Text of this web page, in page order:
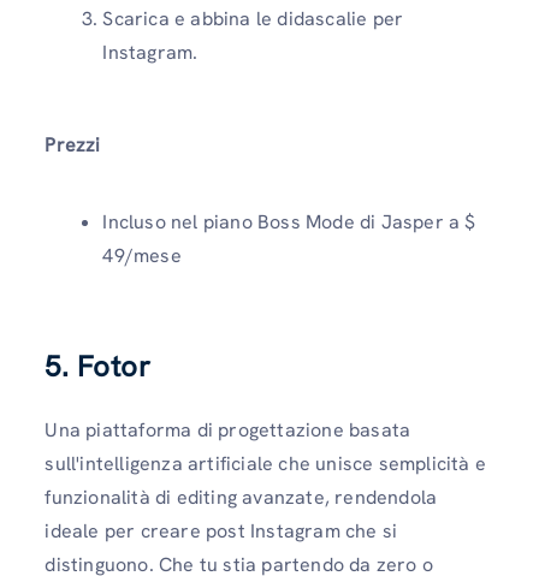
Scarica e abbina le didascalie per
Instagram.
Prezzi
Incluso nel piano Boss Mode di Jasper a $
49/mese
5. Fotor
Una piattaforma di progettazione basata
sull'intelligenza artificiale che unisce semplicità e
funzionalità di editing avanzate, rendendola
ideale per creare post Instagram che si
distinguono. Che tu stia partendo da zero o